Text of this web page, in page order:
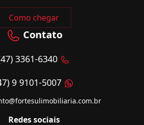
Como chegar
Contato
3361-6340
9 9101-5007
Redes sociais